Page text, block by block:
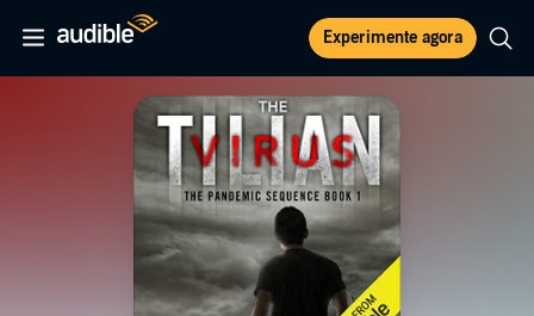
Experimente agora